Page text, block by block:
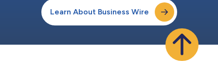
Learn About Business Wire